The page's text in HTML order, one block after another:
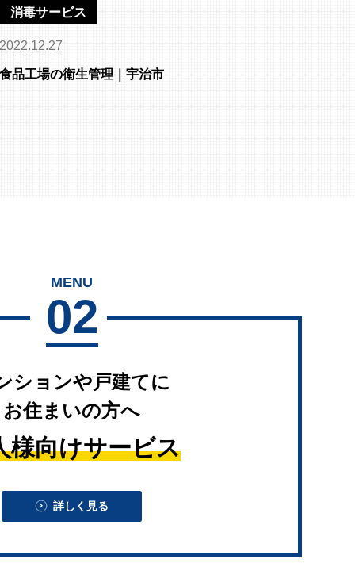
消毒サービス
2022.12.27
食品工場の衛生管理｜宇治市
MENU
02
ションや戸建てに
お住まいの方へ
様向けサービス
詳しく見る